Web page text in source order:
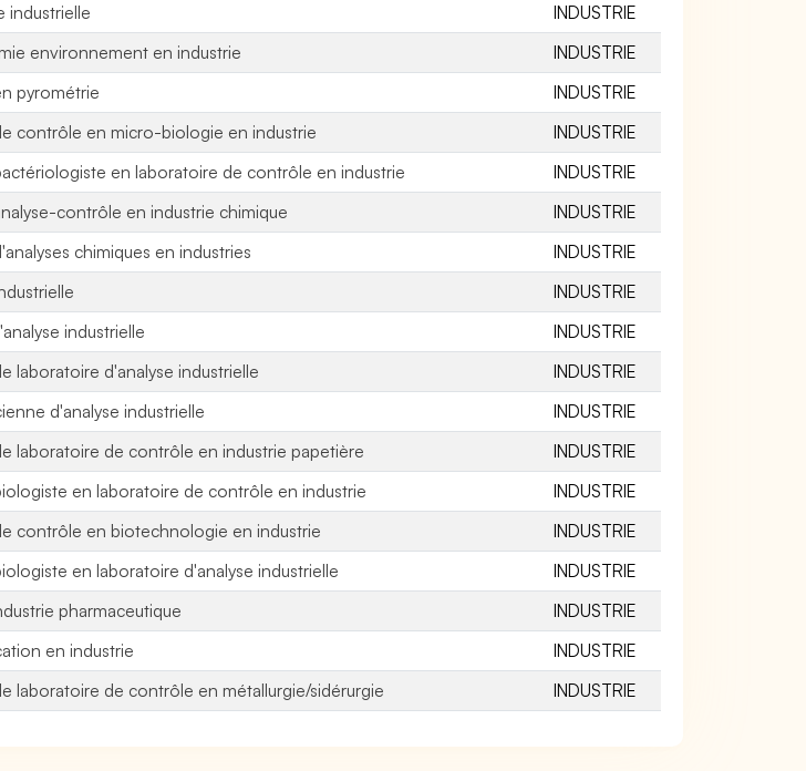
industrielle
INDUSTRIE
environnement en industrie
INDUSTRIE
pyrométrie
INDUSTRIE
contrôle en micro-biologie en industrie
INDUSTRIE
en laboratoire de contrôle en industrie
INDUSTRIE
contrôle en industrie chimique
INDUSTRIE
chimiques en industries
INDUSTRIE
INDUSTRIE
industrielle
INDUSTRIE
laboratoire d'analyse industrielle
INDUSTRIE
d'analyse industrielle
INDUSTRIE
laboratoire de contrôle en industrie papetière
INDUSTRIE
en laboratoire de contrôle en industrie
INDUSTRIE
contrôle en biotechnologie en industrie
INDUSTRIE
en laboratoire d'analyse industrielle
INDUSTRIE
pharmaceutique
INDUSTRIE
en industrie
INDUSTRIE
laboratoire de contrôle en métallurgie/sidérurgie
INDUSTRIE